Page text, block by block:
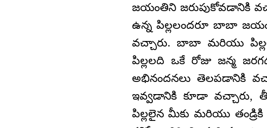
జయంతిని జరుపుకోవడానికి
ఉన్న పిల్లలందరూ బాబా
వచ్చారు. బాబా మరియు
పిల్లలది ఒకే రోజు జన్మ
అభినందనలు తెలపడానికి
ఇవ్వడానికి కూడా వచ్చారు,
పిల్లలైన మీకు మరియు